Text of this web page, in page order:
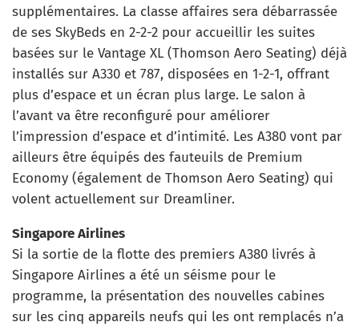
supplémentaires. La classe affaires sera débarrassée
de ses SkyBeds en 2-2-2 pour accueillir les suites
basées sur le Vantage XL (Thomson Aero Seating) déjà
installés sur A330 et 787, disposées en 1-2-1, offrant
plus d’espace et un écran plus large. Le salon à
l’avant va être reconfiguré pour améliorer
l’impression d’espace et d’intimité. Les A380 vont par
ailleurs être équipés des fauteuils de Premium
Economy (également de Thomson Aero Seating) qui
volent actuellement sur Dreamliner.
Singapore Airlines
Si la sortie de la flotte des premiers A380 livrés à
Singapore Airlines a été un séisme pour le
programme, la présentation des nouvelles cabines
sur les cinq appareils neufs qui les ont remplacés n’a